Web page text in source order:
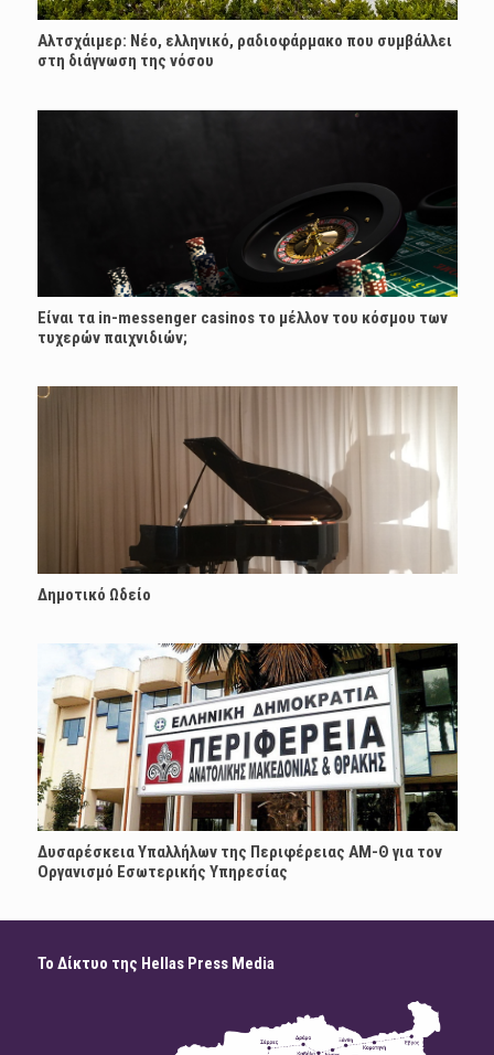
Αλτσχάιμερ: Nέο, ελληνικό, ραδιοφάρμακο που συμβάλλει
στη διάγνωση της νόσου
Είναι τα in-messenger casinos το μέλλον του κόσμου των
τυχερών παιχνιδιών;
Δημοτικό Ωδείο
Δυσαρέσκεια Υπαλλήλων της Περιφέρειας ΑΜ-Θ για τον
Οργανισμό Εσωτερικής Υπηρεσίας
Το Δίκτυο της Hellas Press Media